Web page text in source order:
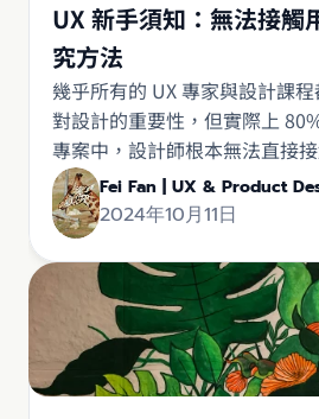
幾乎所有的 UX 專家與設計課
對設計的重要性，但實際上
專案中，設計師根本無法直接
行訪談或原形測試了。 為什麼會這樣？另外，如果
你無法直接接觸用戶時，該怎麼
UX 新手須知：無法接觸
究方法
Fei Fan | UX & Product
2024年10月11日